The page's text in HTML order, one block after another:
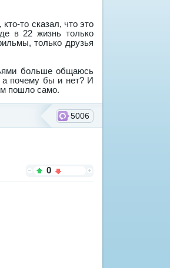
то сказал, что это
в 22 жизнь только
только друзья
больше общаюсь
а почему бы и нет? И
пошло само.
5006
0